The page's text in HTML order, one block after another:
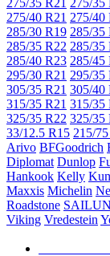
275/35 R21 275/35
275/40 R21 275/40
285/30 R19 285/35
285/35 R22 285/35
285/40 R23 285/45
295/30 R21 295/35
305/35 R21 305/40
315/35 R21 315/35
325/35 R22 325/35
33/12.5 R15 215/
Arivo BFGoodrich
Diplomat Dunlop
Hankook Kelly
Maxxis Michelin
Roadstone SAILUN
Viking Vredestein